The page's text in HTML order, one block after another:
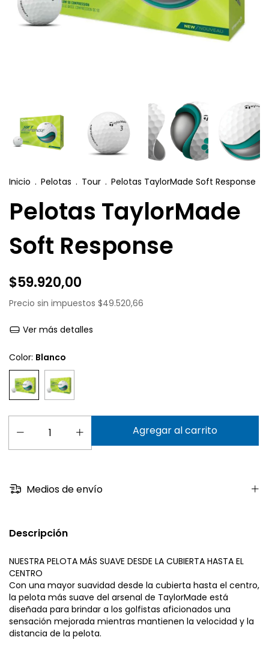
Inicio . Pelotas . Tour . Pelotas TaylorMade Soft Response
Pelotas TaylorMade
Soft Response
$59.920,00
Precio sin impuestos $49.520,66
Ver más detalles
Color: Blanco
Medios de envío
Descripción
NUESTRA PELOTA MÁS SUAVE DESDE LA CUBIERTA HASTA EL
CENTRO
Con una mayor suavidad desde la cubierta hasta el centro,
la pelota más suave del arsenal de TaylorMade está
diseñada para brindar a los golfistas aficionados una
sensación mejorada mientras mantienen la velocidad y la
distancia de la pelota.